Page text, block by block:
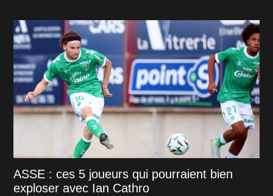
ASSE : ces 5 joueurs qui pourraient bien
exploser avec Ian Cathro